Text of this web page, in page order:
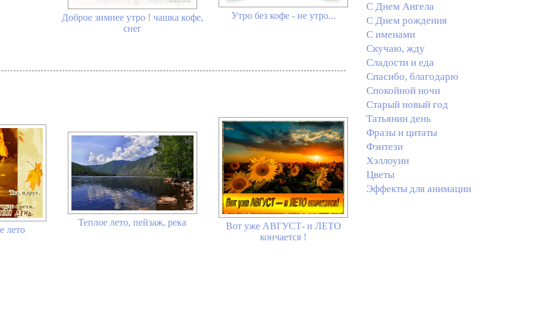
Доброе зимнее утро ! чашка кофе,
снег
Утро без кофе - не утро...
лето
Теплое лето, пейзаж, река
Вот уже АВГУСТ- и ЛЕТО
кончается !
С Днем Ангела
С Днем рождения
С именами
Скучаю, жду
Сладости и еда
Спасибо, благодарю
Спокойной ночи
Старый новый год
Татьянин день
Фразы и цитаты
Фэнтези
Хэллоуин
Цветы
Эффекты для анимации